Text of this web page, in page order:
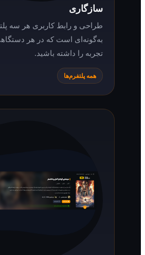
طراحی و رابط کاربری هر سه پلتفرم سناریو
به‌گونه‌ای است که در هر دستگاهی بهترین
تجربه را داشته باشید.
همه پلتفرم‌ها